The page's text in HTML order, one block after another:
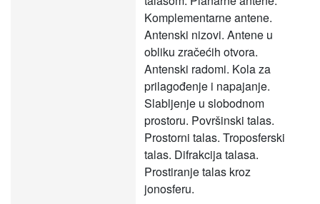
Komplementarne antene.
Antenski nizovi. Antene u
obliku zračećih otvora.
Antenski radomi. Kola za
prilagođenje i napajanje.
Slabljenje u slobodnom
prostoru. Površinski talas.
Prostorni talas. Troposferski
talas. Difrakcija talasa.
Prostiranje talas kroz
jonosferu.